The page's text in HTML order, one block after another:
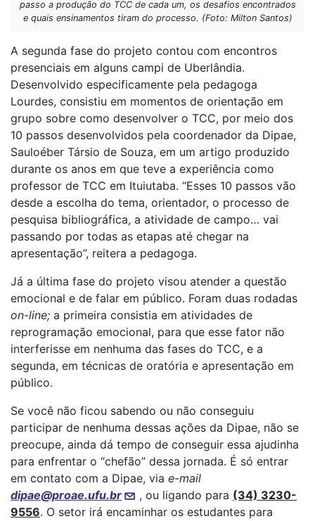
passo a produção do TCC de cada um, os desafios encontrados
e quais ensinamentos tiram do processo. (Foto: Milton Santos)
A segunda fase do projeto contou com encontros
presenciais em alguns campi de Uberlândia.
Desenvolvido especificamente pela pedagoga
Lourdes, consistiu em momentos de orientação em
grupo sobre como desenvolver o TCC, por meio dos
10 passos desenvolvidos pela coordenador da Dipae,
Sauloéber Társio de Souza, em um artigo produzido
durante os anos em que teve a experiência como
professor de TCC em Ituiutaba. “Esses 10 passos vão
desde a escolha do tema, orientador, o processo de
pesquisa bibliográfica, a atividade de campo… vai
passando por todas as etapas até chegar na
apresentação”, reitera a pedagoga.
Já a última fase do projeto visou atender a questão
emocional e de falar em público. Foram duas rodadas
on-line; a primeira consistia em atividades de
reprogramação emocional, para que esse fator não
interferisse em nenhuma das fases do TCC, e a
segunda, em técnicas de oratória e apresentação em
público.
Se você não ficou sabendo ou não conseguiu
participar de nenhuma dessas ações da Dipae, não se
preocupe, ainda dá tempo de conseguir essa ajudinha
para enfrentar o “chefão” dessa jornada. É só entrar
em contato com a Dipae, via e-mail
dipae@proae.ufu.br
, ou ligando para (34) 3230-
9556. O setor irá encaminhar os estudantes para